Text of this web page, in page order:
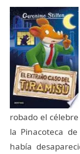
robado el
la Pinacoteca
había